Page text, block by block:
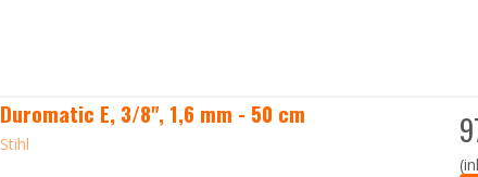
Duromatic E, 3/8", 1,6 mm - 50 cm
Stihl